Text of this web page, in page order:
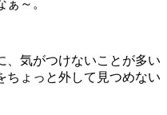
～。
気がつけないことが多い
ちょっと外して見つめない